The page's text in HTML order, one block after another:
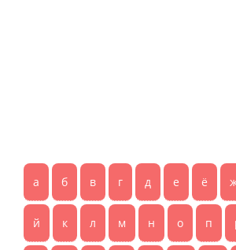
а б в г д е ё
й к л м н о п